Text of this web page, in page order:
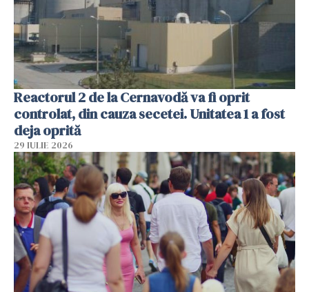
Reactorul 2 de la Cernavodă va fi oprit
controlat, din cauza secetei. Unitatea 1 a fost
deja oprită
29 IULIE 2026